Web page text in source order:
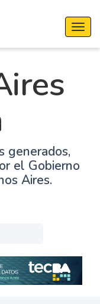
generados,
el Gobierno
Aires.